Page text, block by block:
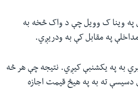
په وینا ک وویل چې د واک څخه به
په مقابل کې به ودریږي.
به په یکشنبې کیږي. نتیجه چې هر څه
دسیسې ته به په هیڅ قیمت اجازه